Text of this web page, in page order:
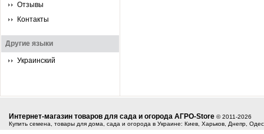
Отзывы
Контакты
Другие языки
Украинский
Интернет-магазин товаров для сада и огорода АГРО-Store © 2011-2026
Купить семена, товары для дома, сада и огорода в Украине: Киев, Харьков, Днепр,